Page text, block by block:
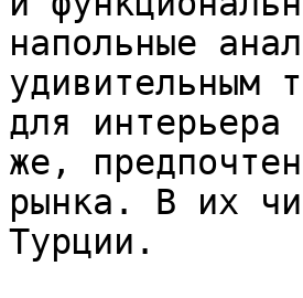
напольные
удивительным
для интерьера
же,
рынка. В их
Турции.